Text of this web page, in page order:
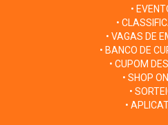
•
•
• VAGAS DE
• BANCO DE
• CUPOM
• SHOP
•
•